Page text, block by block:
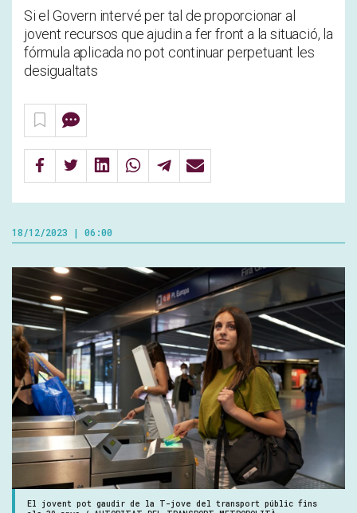
Si el Govern intervé per tal de proporcionar al
jovent recursos que ajudin a fer front a la situació, la
fórmula aplicada no pot continuar perpetuant les
desigualtats
18/12/2023 | 06:00
El jovent pot gaudir de la T-jove del transport públic fins